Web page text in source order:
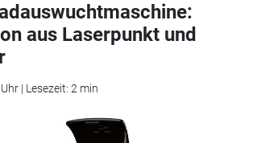
aus Laserpunkt und
| Lesezeit: 2 min